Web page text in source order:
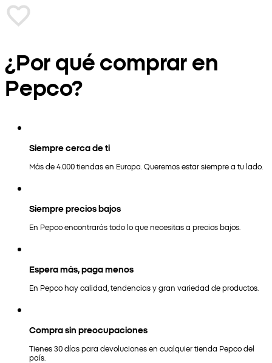
¿Por qué comprar en
Pepco?
Siempre cerca de ti
Más de 4.000 tiendas en Europa. Queremos estar siempre a tu lado.
Siempre precios bajos
En Pepco encontrarás todo lo que necesitas a precios bajos.
Espera más, paga menos
En Pepco hay calidad, tendencias y gran variedad de productos.
Compra sin preocupaciones
Tienes 30 días para devoluciones en cualquier tienda Pepco del
país.